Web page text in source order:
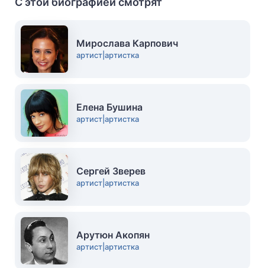
Мирослава Карпович
артист|артистка
Елена Бушина
артист|артистка
Сергей Зверев
артист|артистка
Арутюн Акопян
артист|артистка